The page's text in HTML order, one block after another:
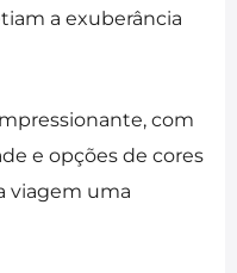
a exuberância
com
e opções de cores
viagem uma